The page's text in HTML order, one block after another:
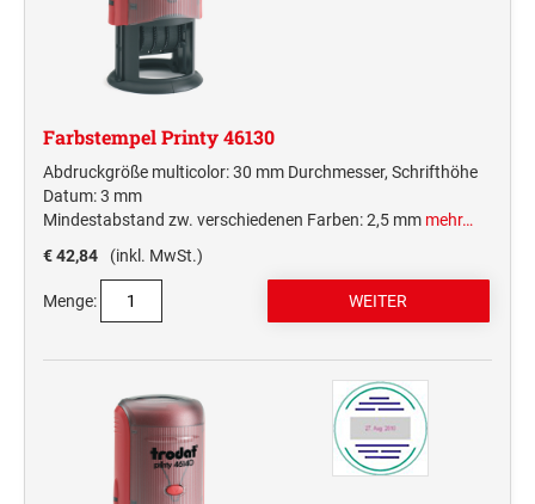
Farbstempel Printy 46130
Abdruckgröße multicolor: 30 mm Durchmesser, Schrifthöhe
Datum: 3 mm
Mindestabstand zw. verschiedenen Farben: 2,5 mm mehr…
€ 42,84
(inkl. MwSt.)
Menge: